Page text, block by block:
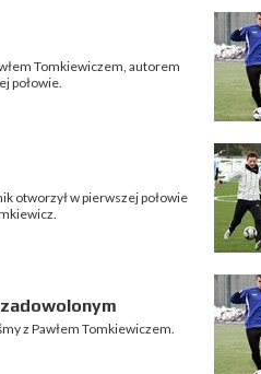
Tomkiewiczem, autorem
połowie.
otworzył w pierwszej połowie
z Pawłem Tomkiewiczem.